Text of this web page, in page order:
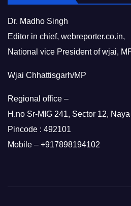
Dr. Madho Singh
Editor in chief, webreporter.co.in,
National vice President of wjai,
Wjai Chhattisgarh/MP
Regional office –
H.no Sr-MIG 241, Sector 12,
Pincode : 492101
Mobile – +917898194102